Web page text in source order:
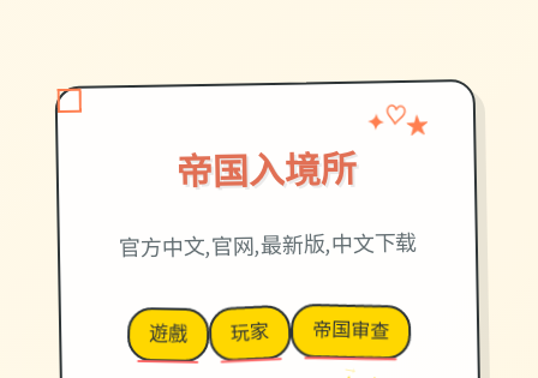
帝国入境所
✦ ♡★
官方中文,官网,最新版,中文下载
遊戲 玩家 帝国审查